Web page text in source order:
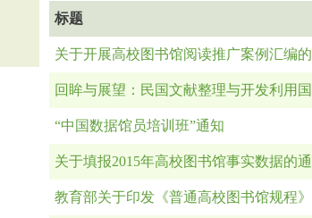
标题
关于开展高校图书馆阅读推广案例汇编
回眸与展望：民国文献整理与开发利用
“中国数据馆员培训班”通知
关于填报2015年高校图书馆事实数据的
教育部关于印发《普通高校图书馆规程》